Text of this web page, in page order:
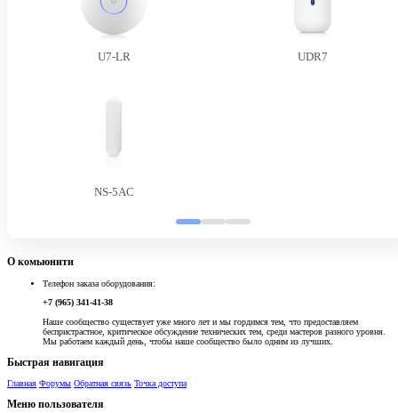
U7-LR UDR7
NS-5AC
О комьюнити
Телефон заказа оборудования:
+7 (965) 341-41-38
Наше сообщество существует уже много лет и мы гордимся тем, что предоставляем
беспристрастное, критическое обсуждение технических тем, среди мастеров разного уровня.
Мы работаем каждый день, чтобы наше сообщество было одним из лучших.
Быстрая навигация
Главная Форумы Обратная связь Точка доступа
Меню пользователя